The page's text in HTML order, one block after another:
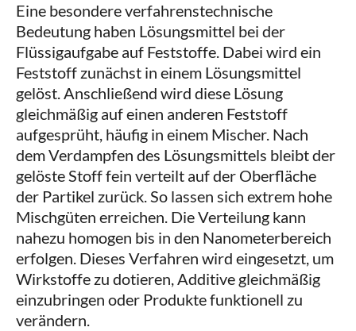
Eine besondere verfahrenstechnische
Bedeutung haben Lösungsmittel bei der
Flüssigaufgabe auf Feststoffe. Dabei wird ein
Feststoff zunächst in einem Lösungsmittel
gelöst. Anschließend wird diese Lösung
gleichmäßig auf einen anderen Feststoff
aufgesprüht, häufig in einem Mischer. Nach
dem Verdampfen des Lösungsmittels bleibt der
gelöste Stoff fein verteilt auf der Oberfläche
der Partikel zurück. So lassen sich extrem hohe
Mischgüten erreichen. Die Verteilung kann
nahezu homogen bis in den Nanometerbereich
erfolgen. Dieses Verfahren wird eingesetzt, um
Wirkstoffe zu dotieren, Additive gleichmäßig
einzubringen oder Produkte funktionell zu
verändern.